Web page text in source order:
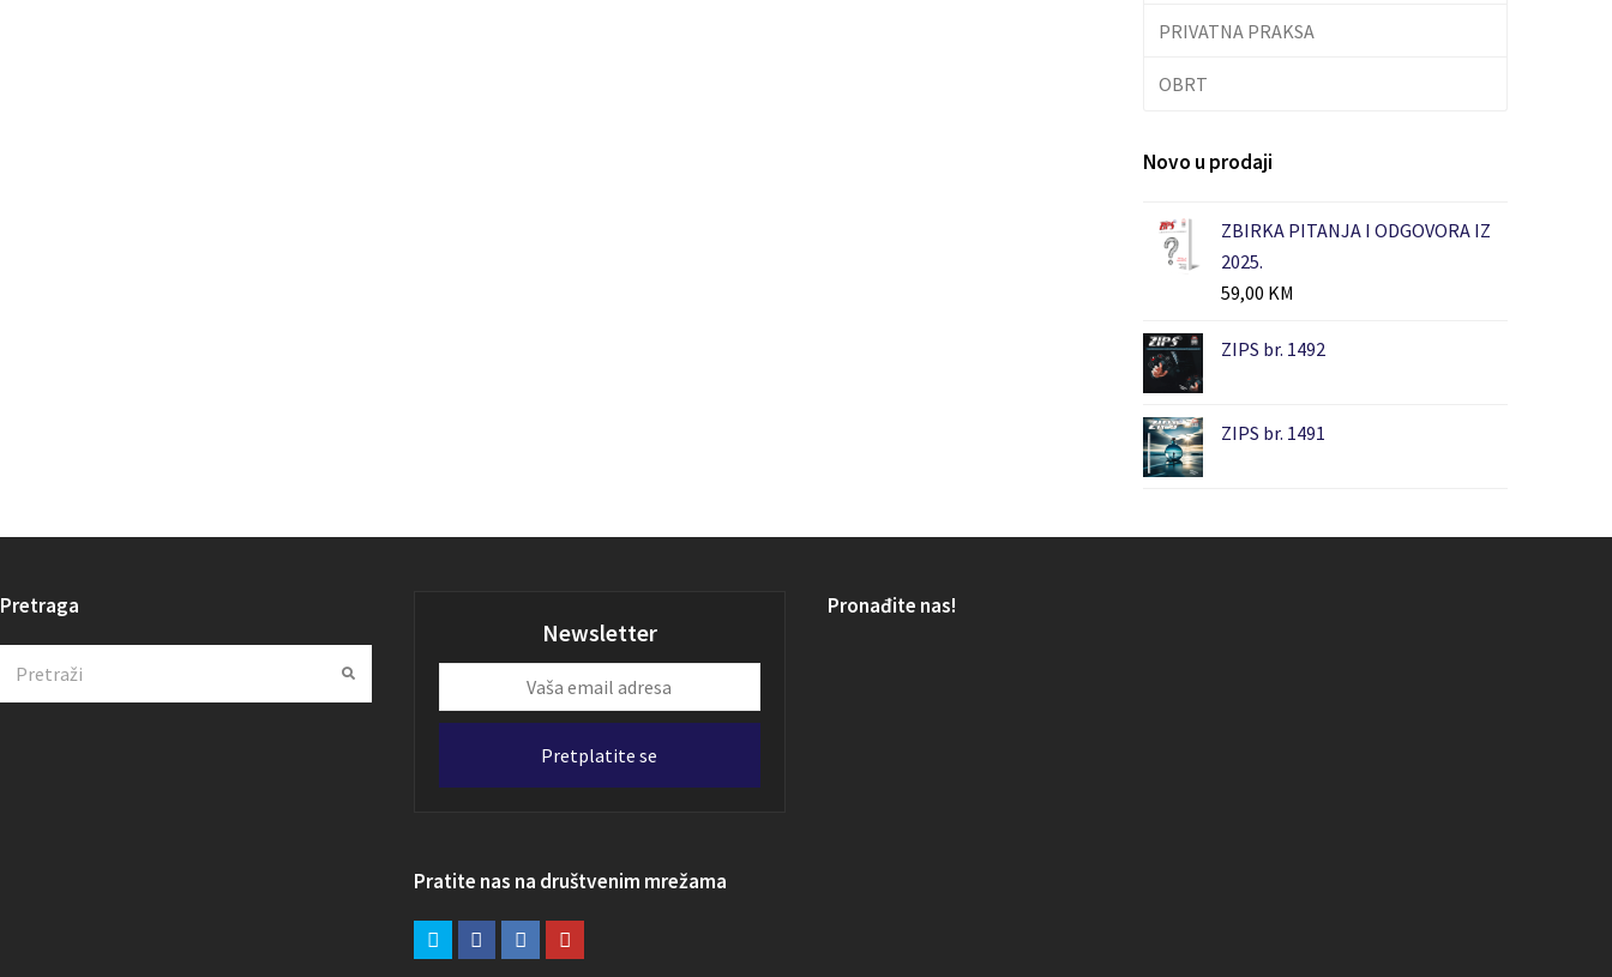
PRIVATNA PRAKSA
OBRT
Novo u prodaji
ZBIRKA PITANJA I ODGOVORA IZ
2025.
59,00 KM
ZIPS br. 1492
ZIPS br. 1491
Pretraga
Submit
Newsletter
email
Pretplatite se
Pratite nas na društvenim mrežama
Pronađite nas!